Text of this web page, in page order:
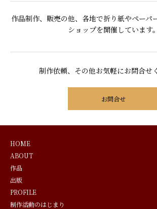
作品制作、販売の他、各地で折り紙やペーパ
ショップを開催しています。
制作依頼、その他お気軽にお問合せ
お問合せ
HOME
ABOUT
作品
出版
PROFILE
制作活動のはじまり